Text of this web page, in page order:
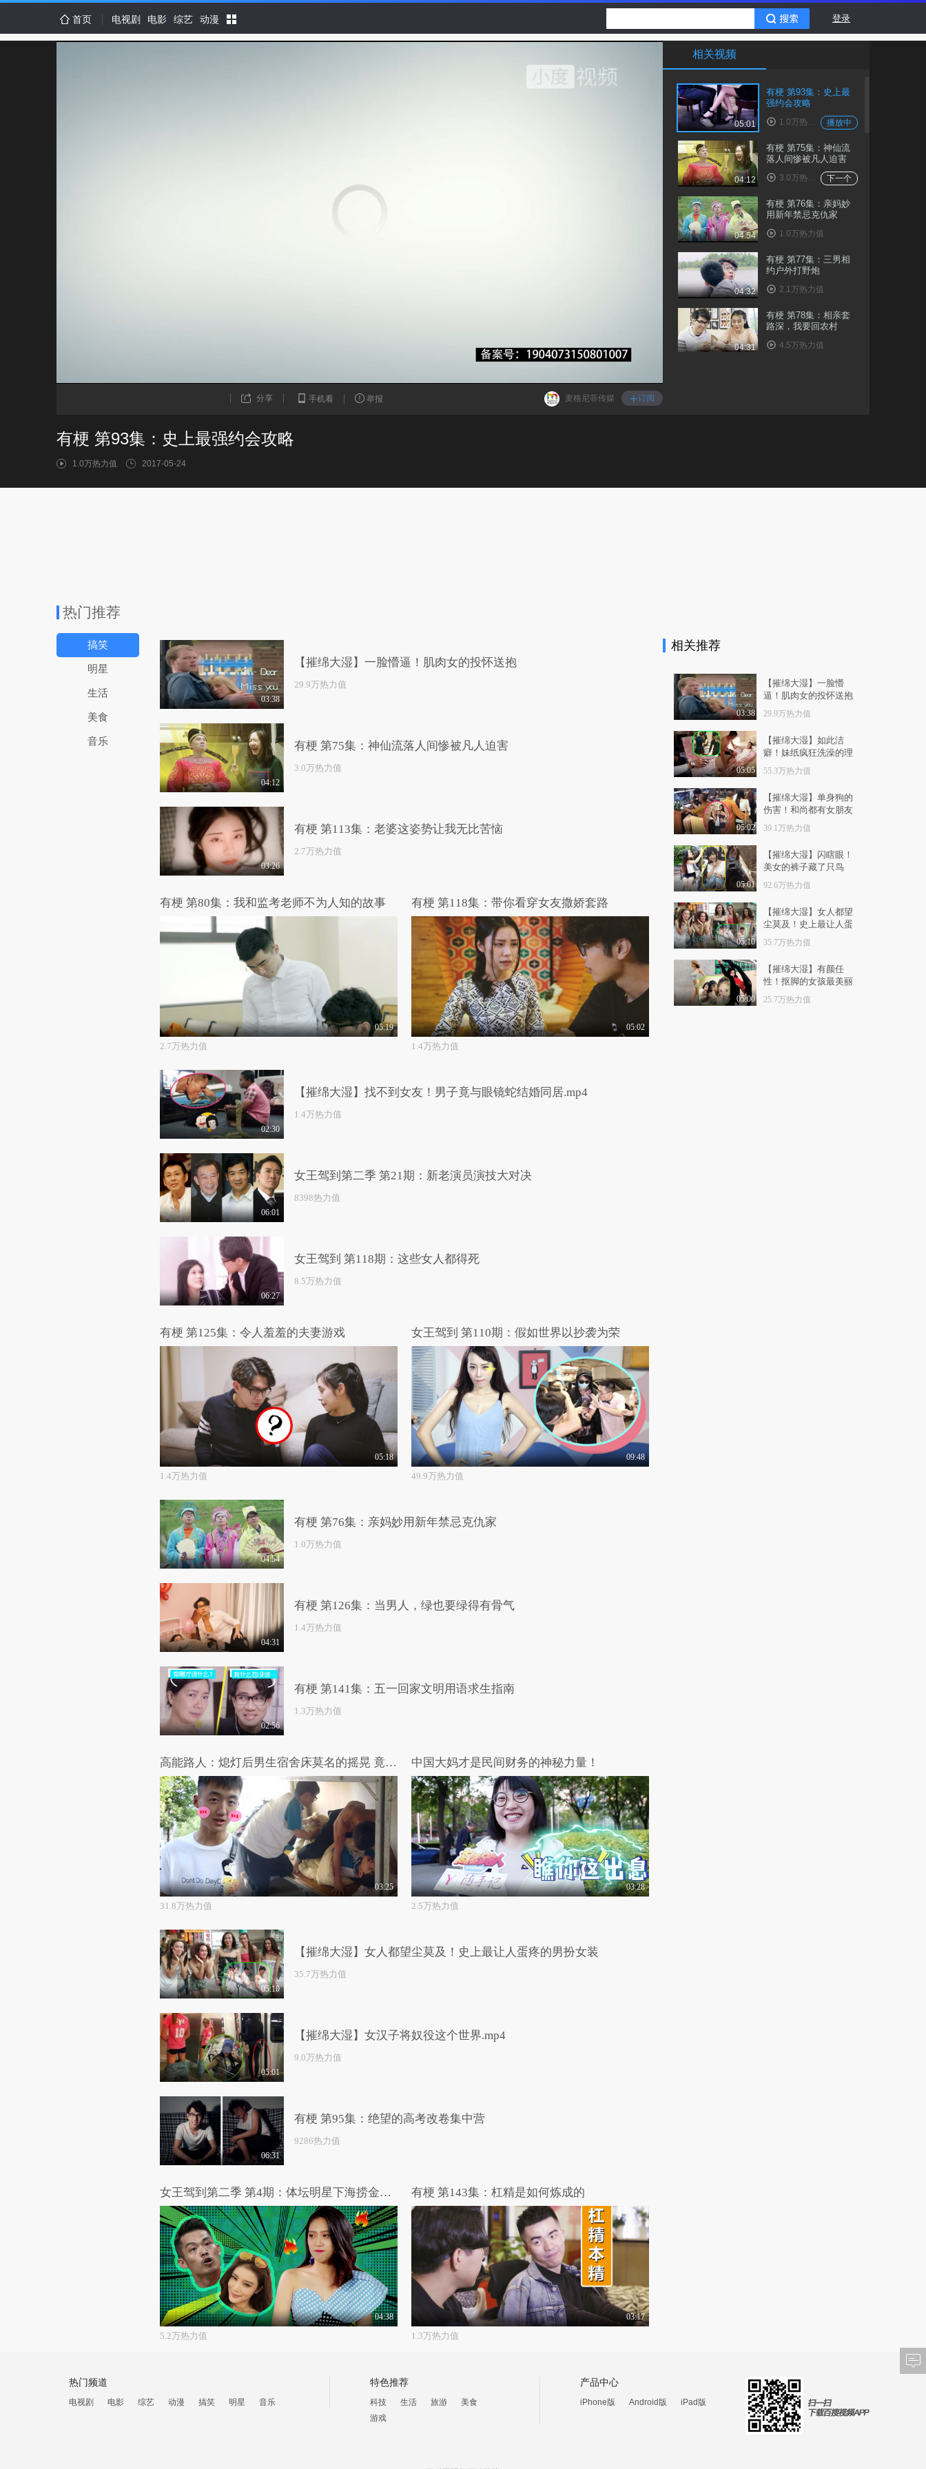
首页 电视剧 电影 综艺 动漫 登录
分享 手机看 举报 +订阅
麦格尼菲传媒
相关视频
05:01
有梗 第93集：史上最
强约会攻略
播放中
1.0万热力值
04:12
有梗 第75集：神仙流
落人间惨被凡人迫害
下一个
3.0万热力值
04:54
有梗 第76集：亲妈妙
用新年禁忌克仇家
1.0万热力值
04:32
有梗 第77集：三男相
约户外打野炮
2.1万热力值
04:31
有梗 第78集：相亲套
路深，我要回农村
4.5万热力值
05:00 9010热力值
04:26
辱后竟挖人祖坟报复
8959热力值
06:35
广告合集（泰国篇）
3.7万热力值
06:32
有梗 第88集：熊孩子
辱骂美女惨被暴打
09:27
有梗 第89集：大型反
夫网剧《人妻的名义..
07:31
有梗 第90集：职场暗
黑纪实之《老板的名..
有梗 第91集：武术神
功解救受困小学生？
有梗 第93集：史上最强约会攻略
1.0万热力值 2017-05-24
热门推荐
搞笑
明星
生活
美食
音乐
相关推荐
03:38
【摧绵大湿】一脸懵
逼！肌肉女的投怀送抱
29.9万热力值
05:05
【摧绵大湿】如此洁
癖！妹纸疯狂洗澡的理
由
55.3万热力值
05:02
【摧绵大湿】单身狗的
伤害！和尚都有女朋友
了
39.1万热力值
05:01
【摧绵大湿】闪瞎眼！
美女的裤子藏了只鸟
92.6万热力值
05:10
【摧绵大湿】女人都望
尘莫及！史上最让人蛋
疼的男扮女装
35.7万热力值
05:00
【摧绵大湿】有颜任
性！抠脚的女孩最美丽
25.7万热力值
03:38
【摧绵大湿】一脸懵逼！肌肉女的投怀送抱
29.9万热力值
04:12
有梗 第75集：神仙流落人间惨被凡人迫害
3.0万热力值
03:26
有梗 第113集：老婆这姿势让我无比苦恼
2.7万热力值
有梗 第80集：我和监考老师不为人知的故事
05:19
2.7万热力值
有梗 第118集：带你看穿女友撒娇套路
05:02
1.4万热力值
02:30
【摧绵大湿】找不到女友！男子竟与眼镜蛇结婚同居.mp4
1.4万热力值
06:01
女王驾到第二季 第21期：新老演员演技大对决
8398热力值
06:27
女王驾到 第118期：这些女人都得死
8.5万热力值
有梗 第125集：令人羞羞的夫妻游戏
05:18
1.4万热力值
女王驾到 第110期：假如世界以抄袭为荣
09:48
49.9万热力值
04:54
有梗 第76集：亲妈妙用新年禁忌克仇家
1.0万热力值
04:31
有梗 第126集：当男人，绿也要绿得有骨气
1.4万热力值
02:56
有梗 第141集：五一回家文明用语求生指南
1.3万热力值
高能路人：熄灯后男生宿舍床莫名的摇晃 竟在做爱做的运动
03:25
31.8万热力值
中国大妈才是民间财务的神秘力量！
03:28
2.5万热力值
05:10
【摧绵大湿】女人都望尘莫及！史上最让人蛋疼的男扮女装
35.7万热力值
05:01
【摧绵大湿】女汉子将奴役这个世界.mp4
9.0万热力值
06:31
有梗 第95集：绝望的高考改卷集中营
9286热力值
女王驾到第二季 第4期：体坛明星下海捞金被喷
04:38
5.2万热力值
有梗 第143集：杠精是如何炼成的
03:17
1.3万热力值
热门频道
电视剧 电影 综艺 动漫 搞笑 明星 音乐
特色推荐
科技 生活 旅游
美食
游戏
产品中心
iPhone版 Android版 iPad版